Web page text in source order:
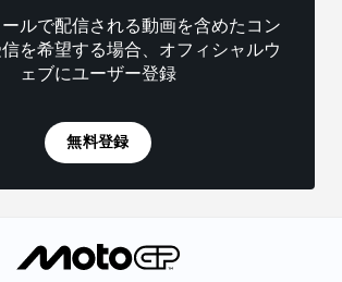
ルで配信される動画を含めたコン
を希望する場合、オフィシャルウ
ェブにユーザー登録
無料登録